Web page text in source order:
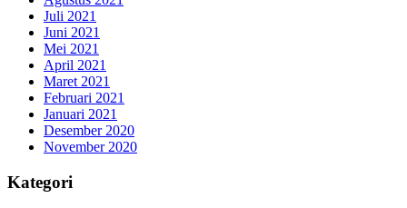
Juli 2021
Juni 2021
Mei 2021
April 2021
Maret 2021
Februari 2021
Januari 2021
Desember 2020
November 2020
Kategori